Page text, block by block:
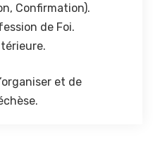
Confirmation).
de Foi.
et de